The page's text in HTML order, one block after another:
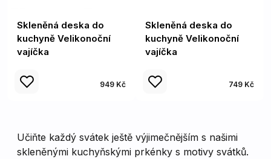
Skleněná deska do
kuchyně Velikonoční
vajíčka
949 Kč
Skleněná deska do
kuchyně Velikonoční
vajíčka
749 Kč
Učiňte každý svátek ještě výjimečnějším s našimi
skleněnými kuchyňskými prkénky s motivy svátků.